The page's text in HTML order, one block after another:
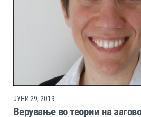
ЈУНИ 29, 2019
Верување во теории на